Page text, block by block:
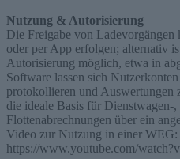
Nutzung & Autorisierung
Die Freigabe von
oder per App erfolgen; alternativ
Autorisierung möglich, etwa in
Software lassen sich
protokollieren und Auswertungen
die ideale Basis für Dienstwagen-
Flottenabrechnungen über ein
Video zur Nutzung in einer WEG:
https://www.youtube.com/